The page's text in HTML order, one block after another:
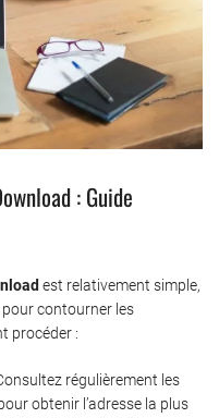
: Guide
est relativement simple,
contourner les
procéder :
régulièrement les
obtenir l’adresse la plus